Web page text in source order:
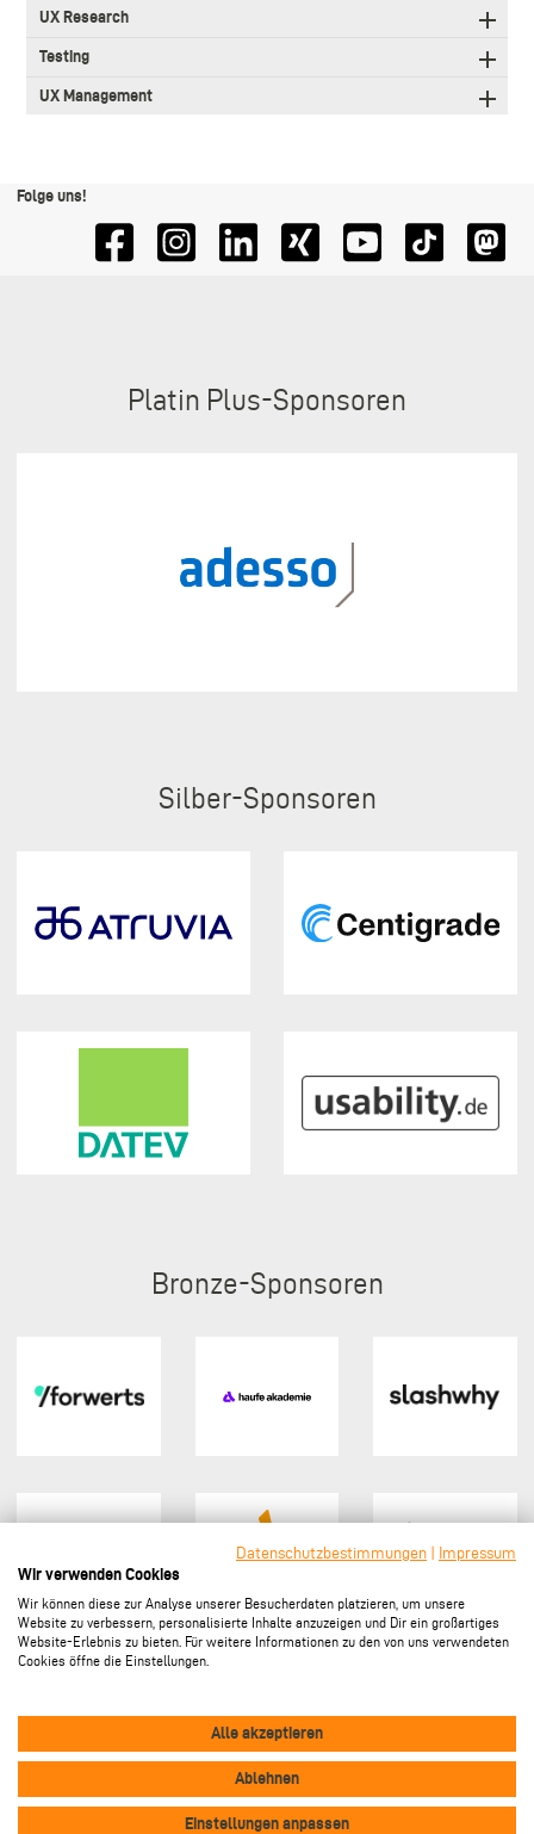
UX Research
Testing
UX Management
Folge uns!
Silber
Bronze
Platin Plus
Datenschutz Kontakt
Datenschutzbestimmungen
Impressum
Wir verwenden Cookies
Wir können diese zur Analyse unserer Besucherdaten platzieren, um unsere
Website zu verbessern, personalisierte Inhalte anzuzeigen und Dir ein großartiges
Website-Erlebnis zu bieten. Für weitere Informationen zu den von uns verwendeten
Cookies öffne die Einstellungen.
Alle akzeptieren
Ablehnen
Einstellungen anpassen